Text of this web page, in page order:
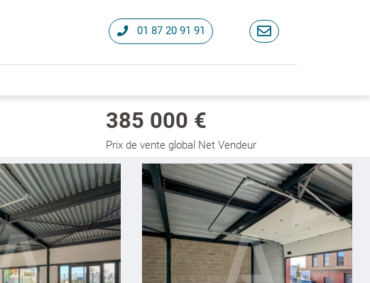
01 87 20 91 91
385 000 €
Prix de vente global Net Vendeur